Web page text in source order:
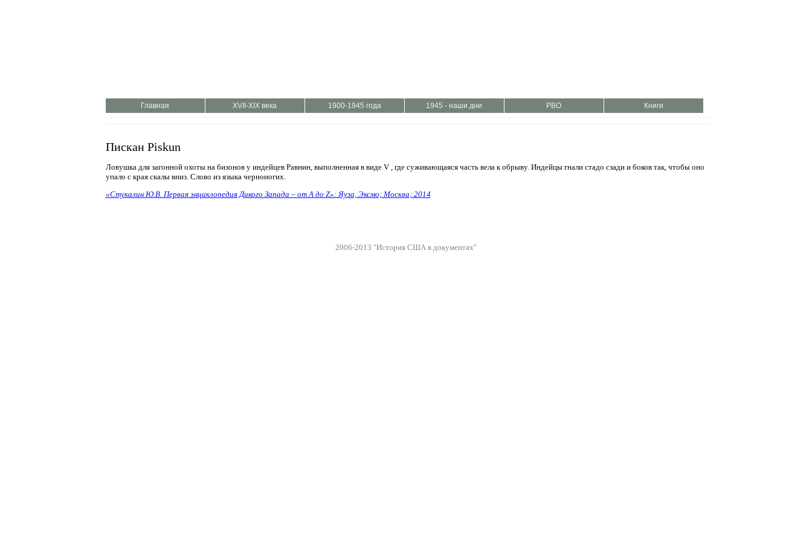
Главная XVII-XIX века 1900-1945 года 1945 - наши дни РВО Книги
Пискан Piskun
Ловушка для загонной охоты на бизонов у индейцев Равнин, выполненная в виде V , где суживающаяся часть вела к обрыву. Индейцы гнали стадо сзади и боков так, чтобы оно
упало с края скалы вниз. Слово из языка черноногих.
«Стукалин Ю.В. Первая энциклопедия Дикого Запада – от A до Z»: Яуза, Эксмо; Москва; 2014
2006-2013 "История США в документах"